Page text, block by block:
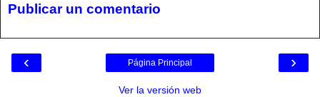
Publicar un comentario
‹ ›
Página Principal
Ver la versión web